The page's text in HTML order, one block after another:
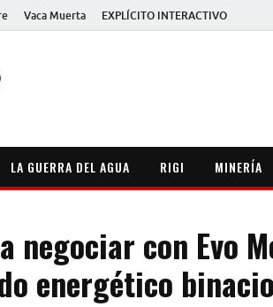
Vaca Muerta EXPLÍCITO INTERACTIVO
LA GUERRA DEL AGUA RIGI MINERÍA
negociar con Evo
energético